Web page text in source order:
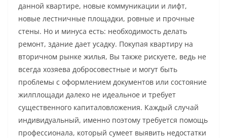
данной квартире, новые коммуникации и лифт,
новые лестничные площадки, ровные и прочные
стены. Но и минуса есть: необходимость делать
ремонт, здание дает усадку. Покупая квартиру на
вторичном рынке жилья, Вы также рискуете, ведь не
всегда хозяева добросовестные и могут быть
проблемы с оформлением документов или состояние
жилплощади далеко не идеальное и требует
существенного капиталовложения. Каждый случай
индивидуальный, именно поэтому требуется помощь
профессионала, который сумеет выявить недостатки